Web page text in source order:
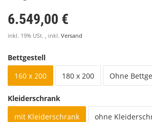
6.549,00 €
inkl. 19% USt. , inkl. Versand
Bettgestell
160 x 200
180 x 200 Ohne
Kleiderschrank
mit Kleiderschrank
ohne